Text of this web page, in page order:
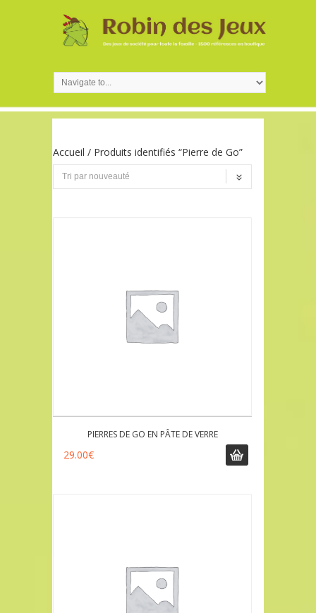
Accueil / Produits identifiés “Pierre de Go”
PIERRES DE GO EN PÂTE DE VERRE
29.00€